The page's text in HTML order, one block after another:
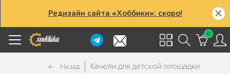
Редизайн сайта «Хоббики»: скоро!
0
Назад Качели для детской площадки